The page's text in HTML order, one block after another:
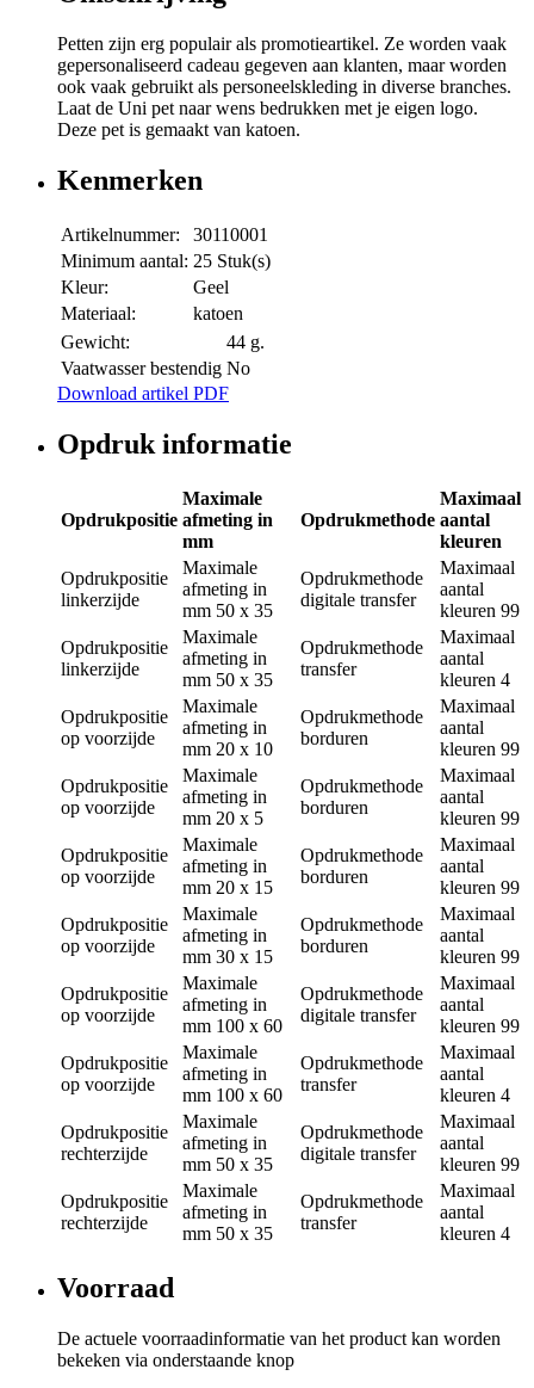
Petten zijn erg populair als promotieartikel. Ze worden vaak
gepersonaliseerd cadeau gegeven aan klanten, maar worden
ook vaak gebruikt als personeelskleding in diverse branches.
Laat de Uni pet naar wens bedrukken met je eigen logo.
Deze pet is gemaakt van katoen.
Kenmerken
Artikelnummer:
30110001
Minimum aantal: 25 Stuk(s)
Kleur:
Geel
Materiaal:
katoen
Gewicht:
44 g.
Vaatwasser bestendig No
Download artikel PDF
Opdruk informatie
Opdrukpositie
Maximale
afmeting in
mm
Opdrukmethode
Maximaal
aantal
kleuren
Opdrukpositie
linkerzijde
Maximale
afmeting in
mm 50 x 35
Opdrukmethode
digitale transfer
Maximaal
aantal
kleuren 99
Opdrukpositie
linkerzijde
Maximale
afmeting in
mm 50 x 35
Opdrukmethode
transfer
Maximaal
aantal
kleuren 4
Opdrukpositie
op voorzijde
Maximale
afmeting in
mm 20 x 10
Opdrukmethode
borduren
Maximaal
aantal
kleuren 99
Opdrukpositie
op voorzijde
Maximale
afmeting in
mm 20 x 5
Opdrukmethode
borduren
Maximaal
aantal
kleuren 99
Opdrukpositie
op voorzijde
Maximale
afmeting in
mm 20 x 15
Opdrukmethode
borduren
Maximaal
aantal
kleuren 99
Opdrukpositie
op voorzijde
Maximale
afmeting in
mm 30 x 15
Opdrukmethode
borduren
Maximaal
aantal
kleuren 99
Opdrukpositie
op voorzijde
Maximale
afmeting in
mm 100 x 60
Opdrukmethode
digitale transfer
Maximaal
aantal
kleuren 99
Opdrukpositie
op voorzijde
Maximale
afmeting in
mm 100 x 60
Opdrukmethode
transfer
Maximaal
aantal
kleuren 4
Opdrukpositie
rechterzijde
Maximale
afmeting in
mm 50 x 35
Opdrukmethode
digitale transfer
Maximaal
aantal
kleuren 99
Opdrukpositie
rechterzijde
Maximale
afmeting in
mm 50 x 35
Opdrukmethode
transfer
Maximaal
aantal
kleuren 4
Voorraad
De actuele voorraadinformatie van het product kan worden
bekeken via onderstaande knop